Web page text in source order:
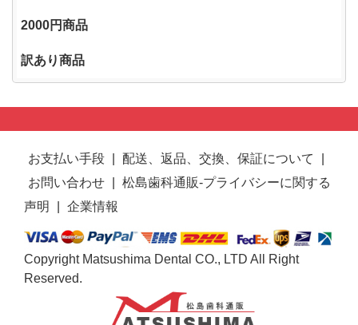
2000円商品
訳あり商品
お支払い手段 配送、返品、交換、保証について
お問い合わせ
松島歯科通販-プライバシーに関する
声明
企業情報
Copyright Matsushima Dental CO., LTD All Right
Reserved.